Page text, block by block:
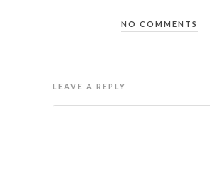
NO COMMENTS
LEAVE A REPLY